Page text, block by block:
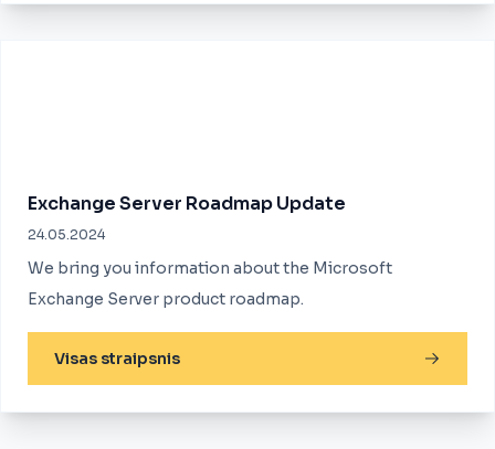
Exchange Server Roadmap Update
24.05.2024
We bring you information about the Microsoft
Exchange Server product roadmap.
Visas straipsnis